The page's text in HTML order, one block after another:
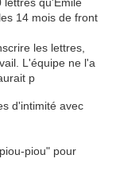
14 mois de front
les lettres,
L'équipe ne l'a
p
d'intimité avec
piou" pour